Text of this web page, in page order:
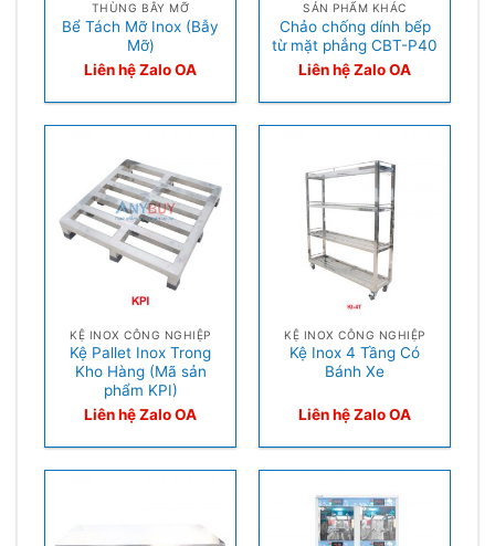
THÙNG BẪY MỠ
Bể Tách Mỡ Inox (Bẫy
Mỡ)
Liên hệ Zalo OA
SẢN PHẨM KHÁC
Chảo chống dính bếp
từ mặt phẳng CBT-P40
Liên hệ Zalo OA
KỆ INOX CÔNG NGHIỆP
Kệ Pallet Inox Trong
Kho Hàng (Mã sản
phẩm KPI)
Liên hệ Zalo OA
KỆ INOX CÔNG NGHIỆP
Kệ Inox 4 Tầng Có
Bánh Xe
Liên hệ Zalo OA